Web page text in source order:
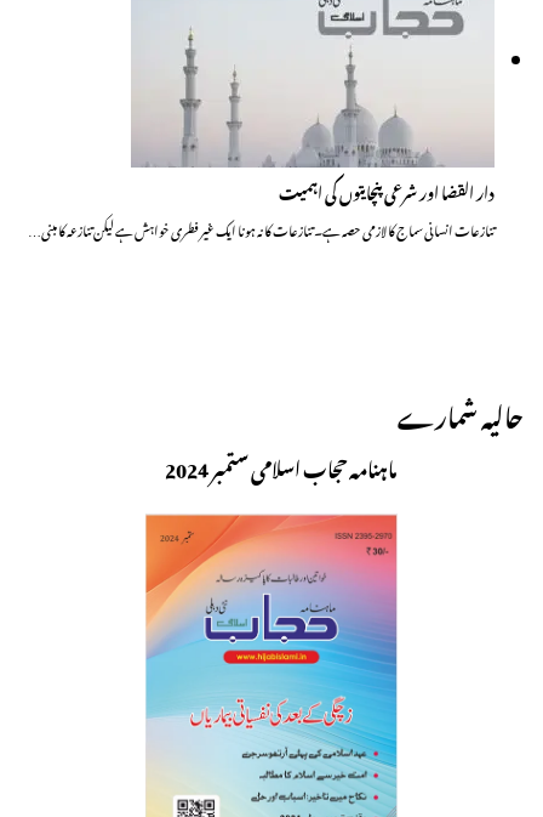
دار القضا اور شرعی پنچایتوں کی اہمیت
تنازعات انسانی سماج کا لازمی حصہ ہے۔ تنازعات کا نہ ہونا ایک غیر فطری خواہش ہے لیکن تنازعہ کا مبنی…
حالیہ شمارے
ماہنامہ حجاب اسلامی ستمبر 2024